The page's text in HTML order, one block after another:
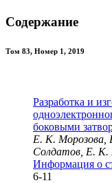
Содержание
Том 83, Номер 1, 2019
Разработка и
боковыми
Е. К. Морозова,
Солдатов, Е. К.
Информация о
6-11